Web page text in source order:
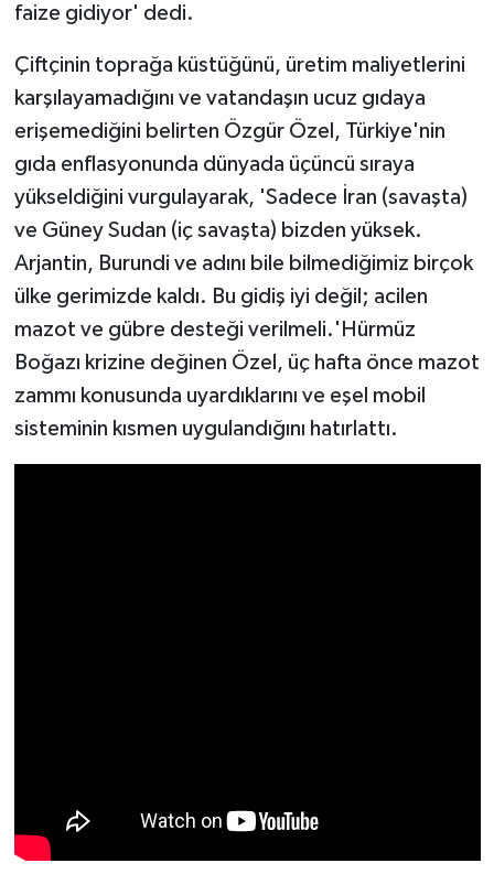
faize gidiyor' dedi.
Çiftçinin toprağa küstüğünü, üretim maliyetlerini
karşılayamadığını ve vatandaşın ucuz gıdaya
erişemediğini belirten Özgür Özel, Türkiye'nin
gıda enflasyonunda dünyada üçüncü sıraya
yükseldiğini vurgulayarak, 'Sadece İran (savaşta)
ve Güney Sudan (iç savaşta) bizden yüksek.
Arjantin, Burundi ve adını bile bilmediğimiz birçok
ülke gerimizde kaldı. Bu gidiş iyi değil; acilen
mazot ve gübre desteği verilmeli.'Hürmüz
Boğazı krizine değinen Özel, üç hafta önce mazot
zammı konusunda uyardıklarını ve eşel mobil
sisteminin kısmen uygulandığını hatırlattı.